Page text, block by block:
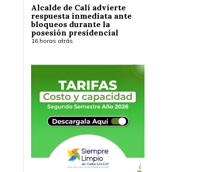
Alcalde de Cali advierte
respuesta inmediata ante
bloqueos durante la
posesión presidencial
16 horas atrás